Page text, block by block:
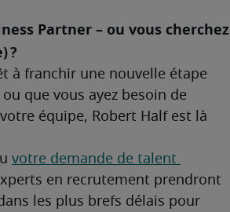
Partner – ou vous cherchez
à franchir une nouvelle étape
que vous ayez besoin de
équipe, Robert Half est là
votre demande de talent
en recrutement prendront
les plus brefs délais pour